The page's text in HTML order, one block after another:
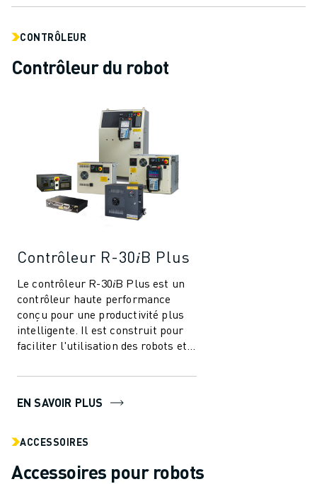
LOCALISATION DES SITES
CONTRÔLEUR
Contrôleur du robot
Contrôleur R-30𝑖B Plus
Le contrôleur R-30𝑖B Plus est un
contrôleur haute performance
conçu pour une productivité plus
intelligente. Il est construit pour
faciliter l'utilisation des robots et
EN SAVOIR PLUS
ACCESSOIRES
Accessoires pour robots